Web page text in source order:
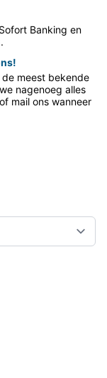
Banking en
meest bekende
nagenoeg alles
mail ons wanneer